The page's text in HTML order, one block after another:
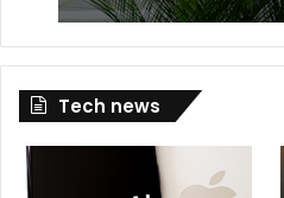
Tech news